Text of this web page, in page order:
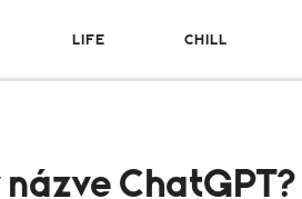
LIFE CHILL